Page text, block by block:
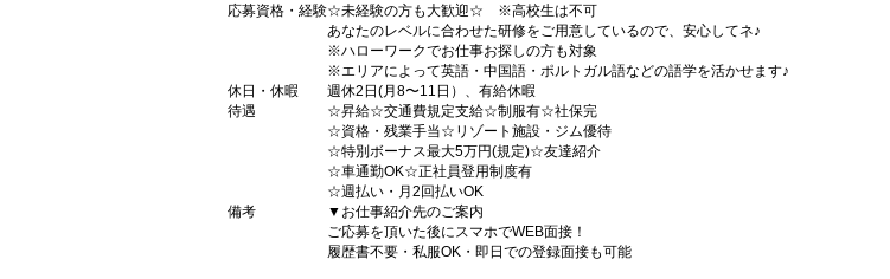
応募資格・経験☆未経験の方も大歓迎☆ ※高校生は不可
あなたのレベルに合わせた研修をご用意しているので、安心してネ♪
※ハローワークでお仕事お探しの方も対象
※エリアによって英語・中国語・ポルトガル語などの語学を活かせます♪
休日・休暇
週休2日(月8〜11日）、有給休暇
待遇
☆昇給☆交通費規定支給☆制服有☆社保完
☆資格・残業手当☆リゾート施設・ジム優待
☆特別ボーナス最大5万円(規定)☆友達紹介
☆車通勤OK☆正社員登用制度有
☆週払い・月2回払いOK
備考
▼お仕事紹介先のご案内
ご応募を頂いた後にスマホでWEB面接！
履歴書不要・私服OK・即日での登録面接も可能